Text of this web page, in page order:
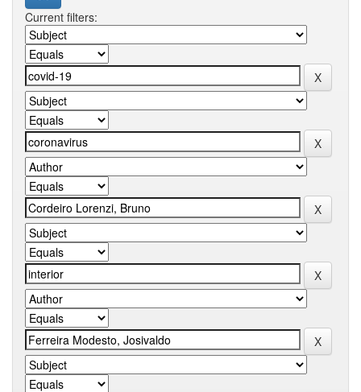
Current filters: